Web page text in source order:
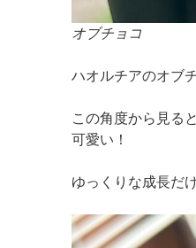
オブチョコ
ハオルチアのオブ
この角度から見る
可愛い！
ゆっくりな成長だ